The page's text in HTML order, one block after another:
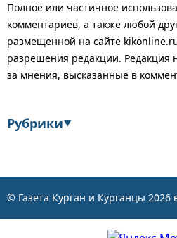
Полное или частичное
комментариев, а также любой
размещенной на сайте
разрешения редакции. Редакция
за мнения, высказанные в
Рубрики▼
© Газета Курган и Курганцы 2026